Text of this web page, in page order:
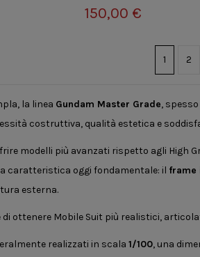
150,00 €
1 2
la linea Gundam Master Grade,
costruttiva, qualità estetica e
modelli più avanzati rispetto agli High
caratteristica oggi fondamentale: il frame
esterna.
ottenere Mobile Suit più realistici,
realizzati in scala 1/100, una